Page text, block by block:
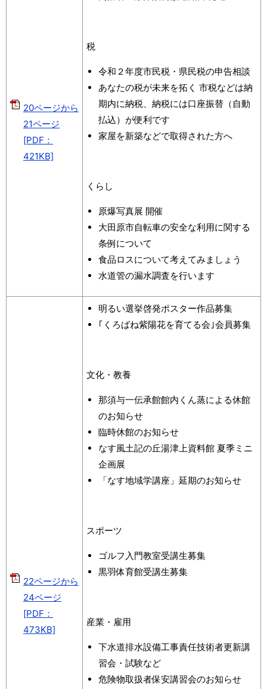
20ページから
21ページ
[PDF：
421KB]
税
令和２年度市民税・県民税の申告相談
あなたの税が未来を拓く 市税などは納
期内に納税、納税には口座振替（自動
払込）が便利です
家屋を新築などで取得された方へ
くらし
原爆写真展 開催
大田原市自転車の安全な利用に関する
条例について
食品ロスについて考えてみましょう
水道管の漏水調査を行います
22ページから
24ページ
[PDF：
473KB]
明るい選挙啓発ポスター作品募集
｢くろばね紫陽花を育てる会｣会員募集
文化・教養
那須与一伝承館館内くん蒸による休館
のお知らせ
臨時休館のお知らせ
なす風土記の丘湯津上資料館 夏季ミニ
企画展
「なす地域学講座」延期のお知らせ
スポーツ
ゴルフ入門教室受講生募集
黒羽体育館受講生募集
産業・雇用
下水道排水設備工事責任技術者更新講
習会・試験など
危険物取扱者保安講習会のお知らせ